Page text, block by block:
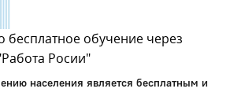
бесплатное обучение через
Росии"
населения является бесплатным и